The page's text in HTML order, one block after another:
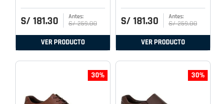
S/ 181.30 S/ 259.00
VER PRODUCTO
S/ 181.30 S/ 259.00
VER PRODUCTO
30% 30%